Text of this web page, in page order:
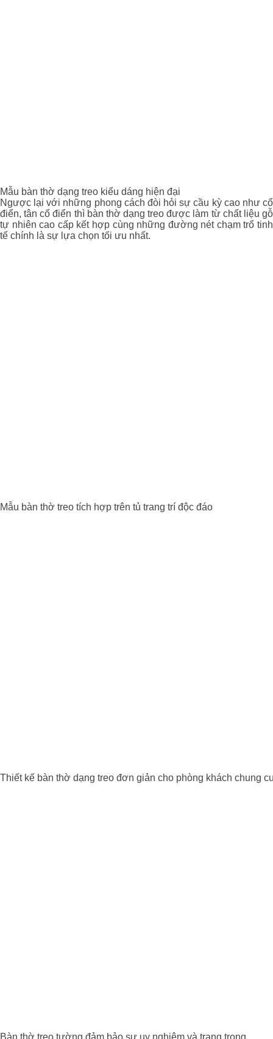
Mẫu bàn thờ dạng treo kiểu dáng hiện đại
Ngược lại với những phong cách đòi hỏi sự cầu kỳ cao như cổ
điển, tân cổ điển thì bàn thờ dạng treo được làm từ chất liệu gỗ
tự nhiên cao cấp kết hợp cùng những đường nét chạm trổ tinh
tế chính là sự lựa chọn tối ưu nhất.
Mẫu bàn thờ treo tích hợp trên tủ trang trí độc đáo
Thiết kế bàn thờ dạng treo đơn giản cho phòng khách chung
Bàn thờ treo tường đảm bảo sự uy nghiêm và trang trọng